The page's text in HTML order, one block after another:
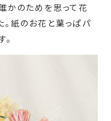
かのためを思って花
紙のお花と葉っぱパ